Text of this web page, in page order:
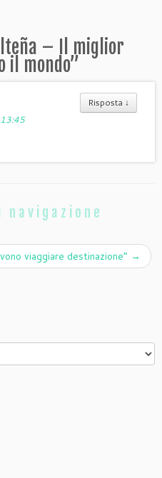
– Il miglior
il mondo”
Risposta ↓
navigazione
viaggiare destinazione” →